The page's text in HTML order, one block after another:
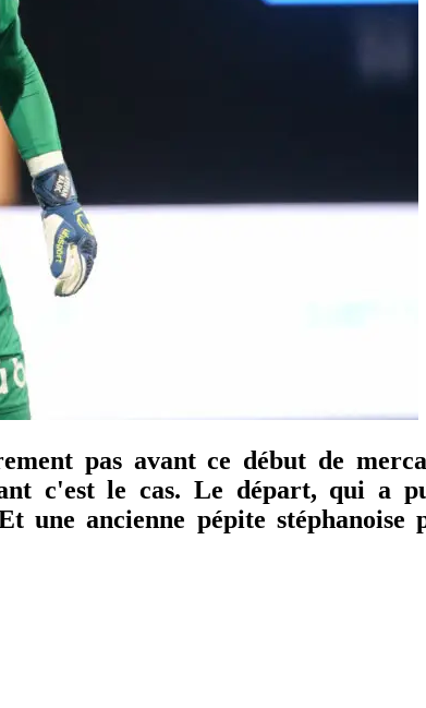
pas avant ce début de
c'est le cas. Le départ, qui a
une ancienne pépite